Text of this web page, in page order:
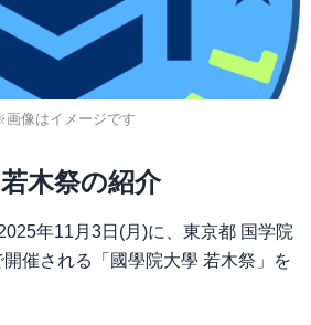
画像はイメージです
木祭の紹介
年11月3日(月)に、東京都 国学院
催される「國學院大學 若木祭」を